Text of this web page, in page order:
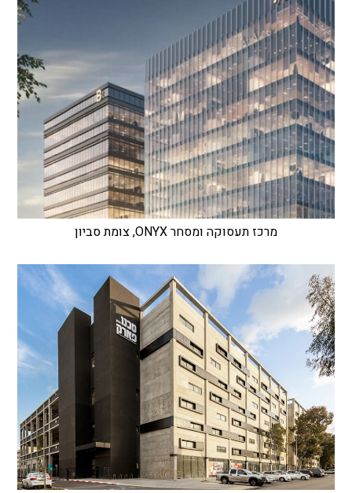
מרכז תעסוקה ומסחר ONYX, צומת סביון